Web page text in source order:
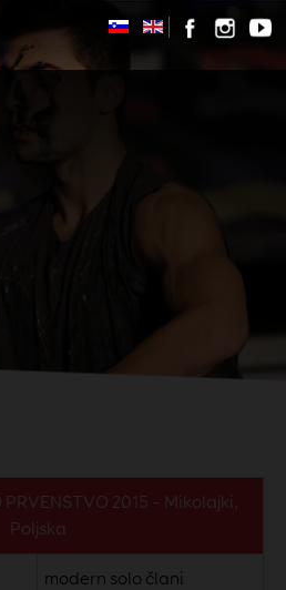
PRVENSTVO 2015 – Mikolajki,
Poljska
modern solo člani